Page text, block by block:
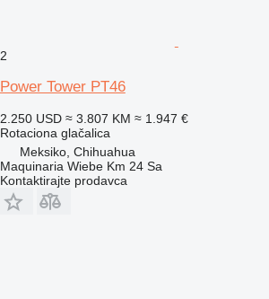
2
Power Tower PT46
2.250 USD ≈ 3.807 KM ≈ 1.947 €
Rotaciona glačalica
Meksiko, Chihuahua
Maquinaria Wiebe Km 24 Sa
Kontaktirajte prodavca